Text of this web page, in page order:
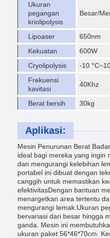
Ukuran
pegangan
kriolipolysis
Besar/
Lipoaser
650nm
Kekuatan
600W
Cryolipolysis
-10
Frekuensi
kavitasi
40Khz
Berat bersih 30kg
Aplikasi:
Mesin Penurunan Berat
ideal bagi mereka yang ingin
dan mengurangi kelebihan
portabel ini dibuat dengan
canggih untuk memastikan
efektivitasDengan bantuan
menargetkan area tertentu
mengurangi lemak.Ukuran
bervariasi dari besar hingga
ganda. Mesin ini
ukuran paket 56*46*70cm.